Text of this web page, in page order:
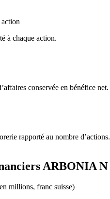
à chaque action.
conservée en bénéfice net.
rapporté au nombre d’actions.
ARBONIA N
millions, franc suisse)